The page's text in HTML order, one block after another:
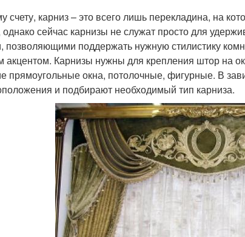
счету, карниз – это всего лишь перекладина, на
однако сейчас карнизы не служат просто для
позволяющими поддержать нужную стилистику
акцентом. Карнизы нужны для крепления штор на
прямоугольные окна, потолочные, фигурные. В
и подбирают необходимый тип карниза.